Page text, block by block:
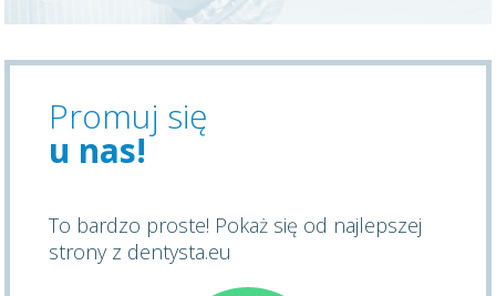
Promuj się
u nas!
To bardzo proste! Pokaż się od najlepszej
strony z dentysta.eu